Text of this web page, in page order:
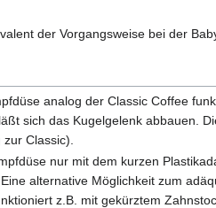
der Vorgangsweise bei der
analog der Classic Coffee
sich das Kugelgelenk abbauen.
zur Classic).
nur mit dem kurzen
alternative Möglichkeit zum
z.B. mit gekürztem